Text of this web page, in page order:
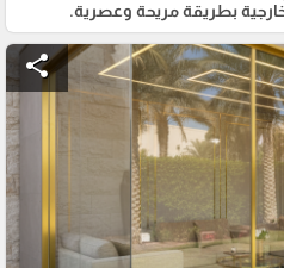
بطريقة مريحة وعصرية.
share